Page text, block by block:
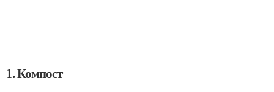
1. Компост